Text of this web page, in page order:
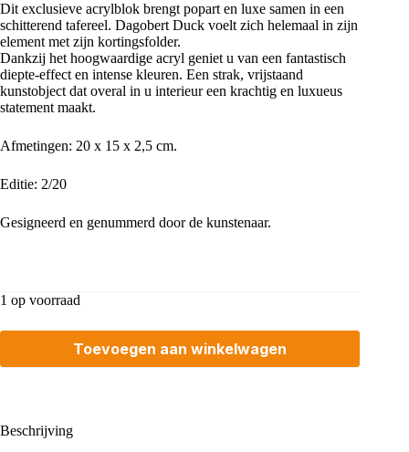
Dit exclusieve acrylblok brengt popart en luxe samen in een
schitterend tafereel. Dagobert Duck voelt zich helemaal in zijn
element met zijn kortingsfolder.
Dankzij het hoogwaardige acryl geniet u van een fantastisch
diepte-effect en intense kleuren. Een strak, vrijstaand
kunstobject dat overal in u interieur een krachtig en luxueus
statement maakt.
Afmetingen: 20 x 15 x 2,5 cm.
Editie: 2/20
Gesigneerd en genummerd door de kunstenaar.
1 op voorraad
Toevoegen aan winkelwagen
Beschrijving